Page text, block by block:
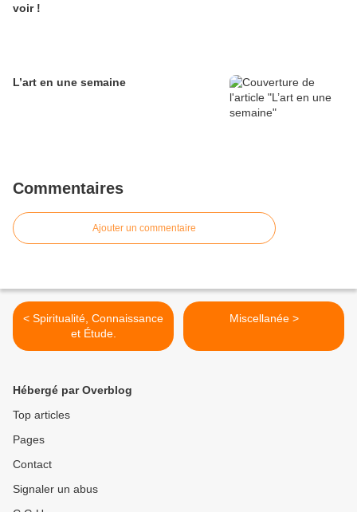
voir !
L’art en une semaine
Commentaires
Ajouter un commentaire
< Spiritualité, Connaissance
et Étude.
Miscellanée >
Hébergé par Overblog
Top articles
Pages
Contact
Signaler un abus